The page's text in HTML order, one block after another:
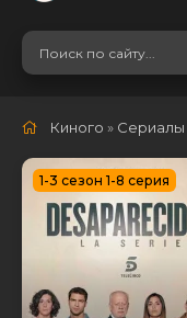
Киного » Сериалы
1-3 сезон 1-8 серия